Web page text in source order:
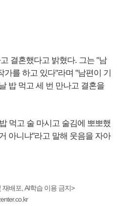
결혼했다고 밝혔다. 그는 "남
를 하고 있다"라며 "남편이 기
밥 먹고 세 번 만나고 결혼을
먹고 술 마시고 술김에 뽀뽀했
아니냐"라고 말해 웃음을 자아
배포, AI학습 이용 금지>